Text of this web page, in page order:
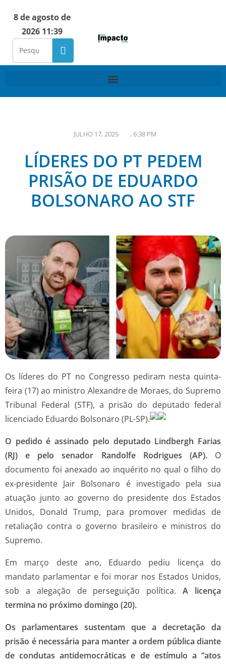
8 de agosto de
2026 11:39
JULHO 17, 2025 , 6:38 PM
LÍDERES DO PT PEDEM
PRISÃO DE EDUARDO
BOLSONARO AO STF
Os líderes do PT no Congresso pediram nesta quinta-
feira (17) ao ministro Alexandre de Moraes, do Supremo
Tribunal Federal (STF), a prisão do deputado federal
licenciado Eduardo Bolsonaro (PL-SP).
O pedido é assinado pelo deputado Lindbergh Farias
(RJ) e pelo senador Randolfe Rodrigues (AP). O
documento foi anexado ao inquérito no qual o filho do
ex-presidente Jair Bolsonaro é investigado pela sua
atuação junto ao governo do presidente dos Estados
Unidos, Donald Trump, para promover medidas de
retaliação contra o governo brasileiro e ministros do
Supremo.
Em março deste ano, Eduardo pediu licença do
mandato parlamentar e foi morar nos Estados Unidos,
sob a alegação de perseguição política. A licença
termina no próximo domingo (20).
Os parlamentares sustentam que a decretação da
prisão é necessária para manter a ordem pública diante
de condutas antidemocráticas e de estímulo a “atos